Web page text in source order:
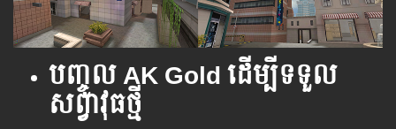
បញ្ចូលAK Gold ដើម្បីទទួល
សព្វាវុធថ្មី